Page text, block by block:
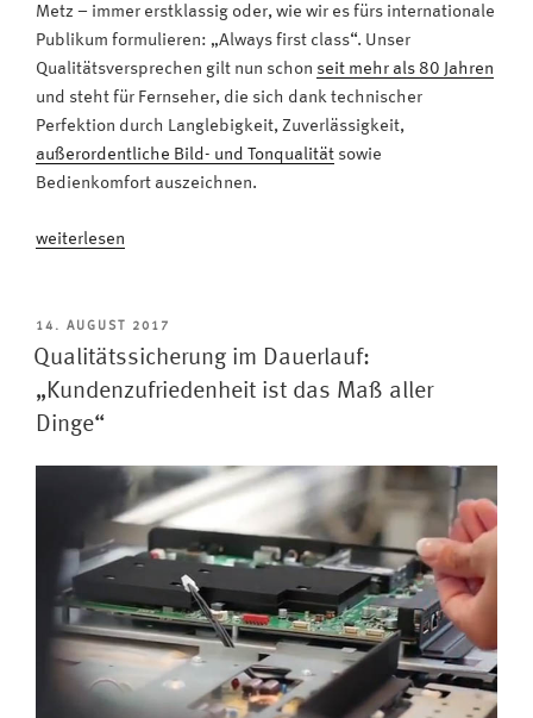
Metz – immer erstklassig oder, wie wir es fürs internationale
Publikum formulieren: „Always first class“. Unser
Qualitätsversprechen gilt nun schon seit mehr als 80 Jahren
und steht für Fernseher, die sich dank technischer
Perfektion durch Langlebigkeit, Zuverlässigkeit,
außerordentliche Bild- und Tonqualität sowie
Bedienkomfort auszeichnen.
„Fernsehen
Das
zeichnet
unsere
Classic
TVs
weiterlesen
VERÖFFENTLICHT
AM
14. AUGUST 2017
Qualitätssicherung im Dauerlauf:
„Kundenzufriedenheit ist das Maß aller
Dinge“